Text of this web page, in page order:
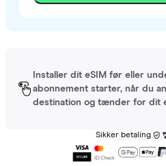
Installer dit eSIM før eller
abonnement starter, når du
destination og tænder for dit
Sikker betaling